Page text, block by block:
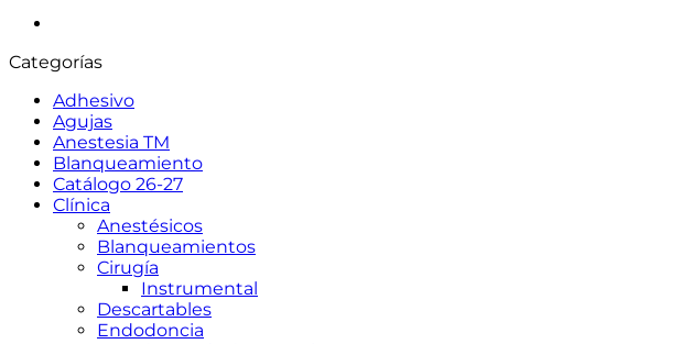
Categorías
Adhesivo
Agujas
Anestesia TM
Blanqueamiento
Catálogo 26-27
Clínica
Anestésicos
Blanqueamientos
Cirugía
Instrumental
Descartables
Endodoncia